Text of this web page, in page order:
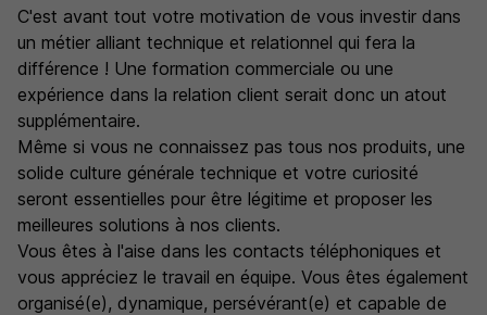
C'est avant tout votre motivation de vous investir dans
un métier alliant technique et relationnel qui fera la
différence ! Une formation commerciale ou une
expérience dans la relation client serait donc un atout
supplémentaire.
Même si vous ne connaissez pas tous nos produits, une
solide culture générale technique et votre curiosité
seront essentielles pour être légitime et proposer les
meilleures solutions à nos clients.
Vous êtes à l'aise dans les contacts téléphoniques et
vous appréciez le travail en équipe. Vous êtes également
organisé(e), dynamique, persévérant(e) et capable de